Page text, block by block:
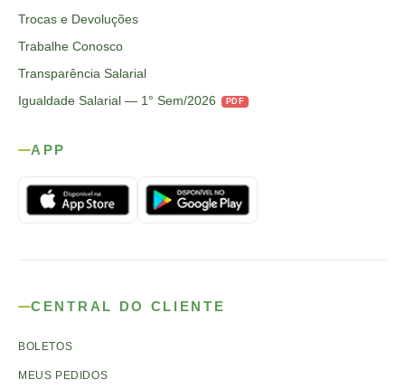
Trocas e Devoluções
Trabalhe Conosco
Transparência Salarial
Igualdade Salarial — 1° Sem/2026
PDF
APP
CENTRAL DO CLIENTE
BOLETOS
MEUS PEDIDOS